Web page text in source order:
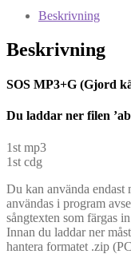
mängd
Beskrivning
Beskrivning
SOS MP3+G (Gjord
Du laddar ner filen
1st mp3
1st cdg
Du kan använda
användas i program
sångtexten som färgas
Innan du laddar ner
hantera formatet .zip